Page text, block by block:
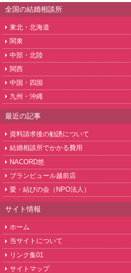
全国の結婚相談所
東北・北海道
関東
中部・北陸
関西
中国・四国
九州・沖縄
最近の記事
資料請求後の勧誘について
結婚相談所でかかる費用
NACORD悠
ブランピュール越前店
愛・結びの会（NPO法人）
サイト情報
ホーム
当サイトについて
リンク集01
サイトマップ